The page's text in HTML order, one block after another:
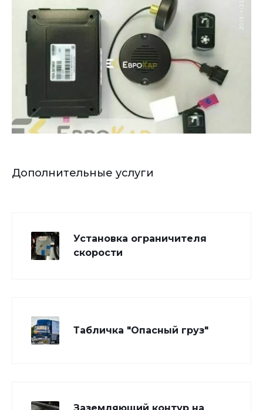
Дополнительные услуги
Установка ограничителя
скорости
Табличка "Опасный груз"